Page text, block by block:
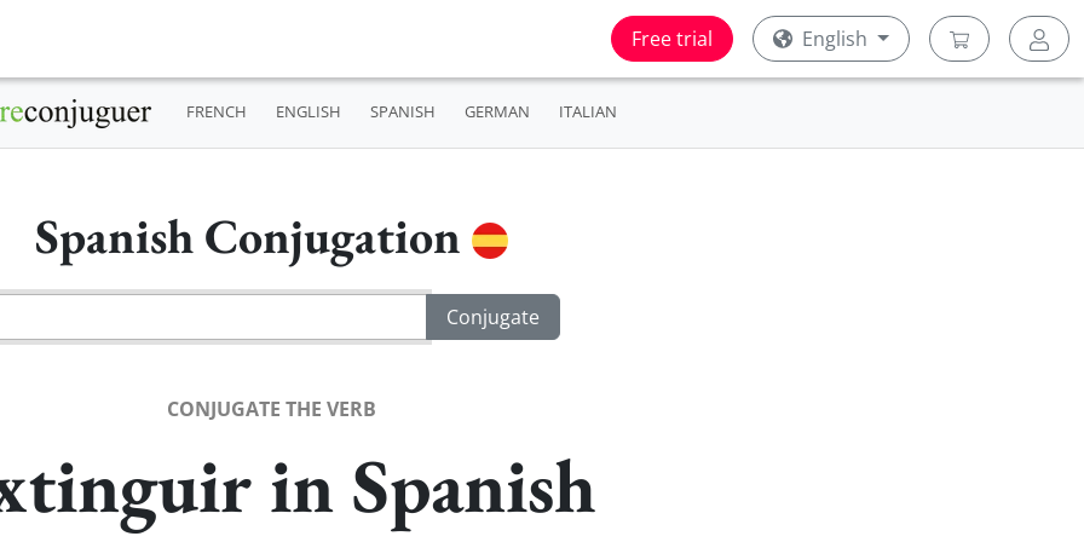
Free trial English
FRENCH ENGLISH SPANISH GERMAN ITALIAN
Spanish Conjugation
CONJUGATE THE VERB
in Spanish